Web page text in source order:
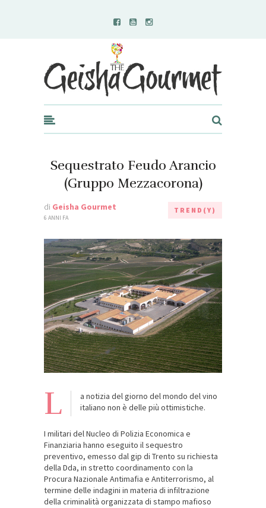
Geisha Gourmet
Sequestrato Feudo Arancio
(Gruppo Mezzacorona)
di Geisha Gourmet
6 ANNI FA
TREND(Y)
L
a notizia del giorno del mondo del vino
italiano non è delle più ottimistiche.
I militari del Nucleo di Polizia Economica e
Finanziaria hanno eseguito il sequestro
preventivo, emesso dal gip di Trento su richiesta
della Dda, in stretto coordinamento con la
Procura Nazionale Antimafia e Antiterrorismo, al
termine delle indagini in materia di infiltrazione
della criminalità organizzata di stampo mafioso